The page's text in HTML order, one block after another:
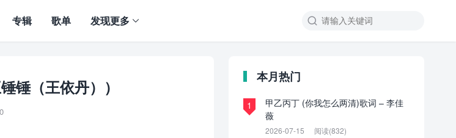

专辑 歌单 发现更多
锤（王依丹）） 本月热门
1
甲乙丙丁 (你我怎么两清)歌词 – 李佳
薇
2026-07-15 阅读(832)